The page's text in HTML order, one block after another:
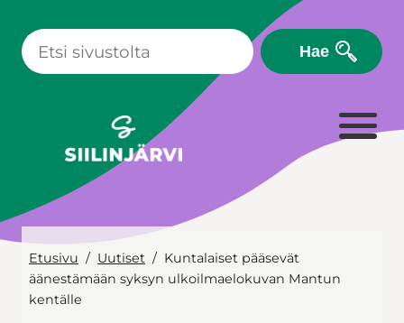
sisältöön
Hae
Etusivu Uutiset
Kuntalaiset pääsevät
äänestämään syksyn ulkoilmaelokuvan Mantun
kentälle